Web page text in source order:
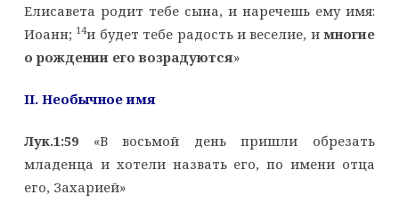
Елисавета родит тебе сына, и наречешь ему имя:
Иоанн; 14и будет тебе радость и веселие, имногие
о рождении его возрадуются»
II. Необычное имя
Лук.1:59«В восьмой день пришли обрезать
младенца и хотели назвать его, по имени отца
его, Захарией»